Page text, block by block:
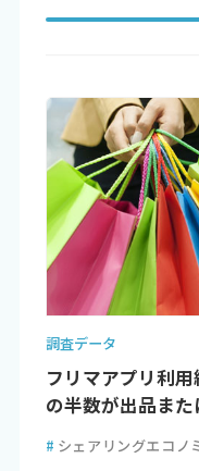
調査データ
フリマアプリ利
の半数が出品ま
# シェアリングエコノ